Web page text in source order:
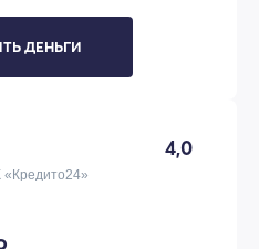
ДЕНЬГИ
4,0